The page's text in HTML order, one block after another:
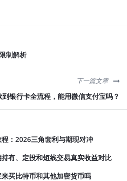
制解析
下一篇文章
到银行卡全流程，能用微信支付宝吗？
：2026三角套利与期现对冲
有、定投和短线交易真实收益对比
买比特币和其他加密货币吗